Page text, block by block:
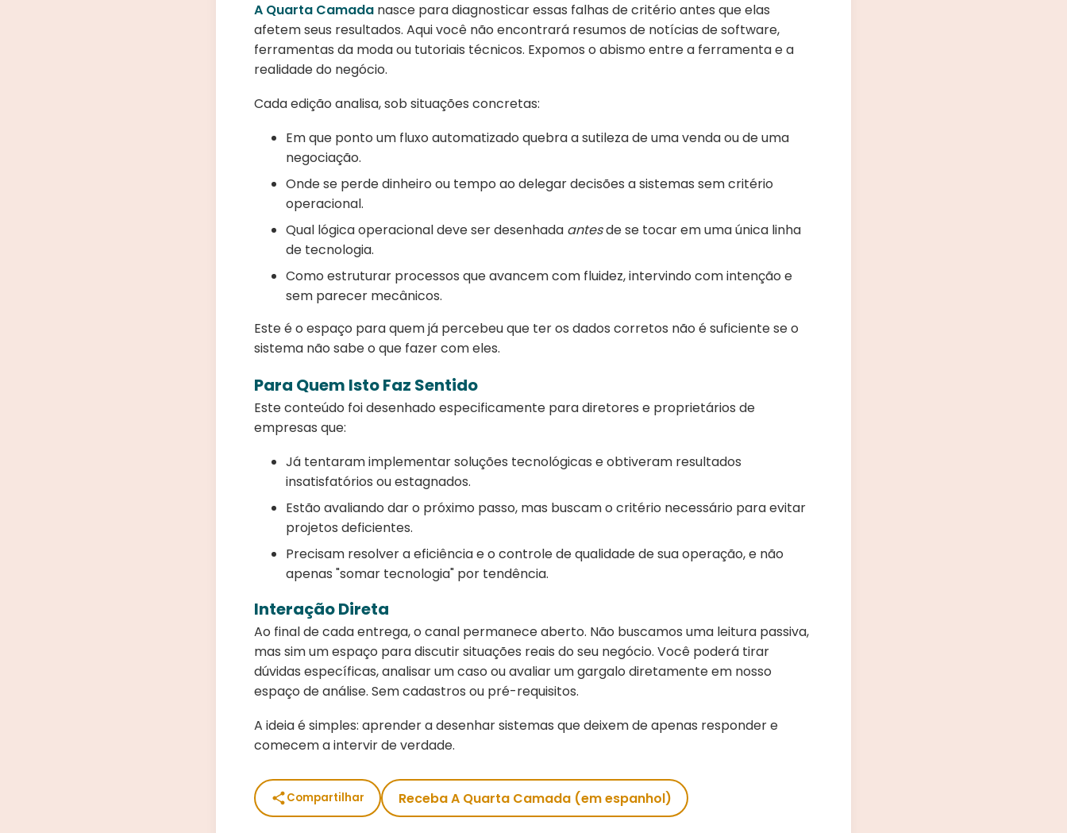
A Quarta Camada nasce para diagnosticar essas falhas de critério antes que elas
afetem seus resultados. Aqui você não encontrará resumos de notícias de software,
ferramentas da moda ou tutoriais técnicos. Expomos o abismo entre a ferramenta e a
realidade do negócio.
Cada edição analisa, sob situações concretas:
Em que ponto um fluxo automatizado quebra a sutileza de uma venda ou de uma
negociação.
Onde se perde dinheiro ou tempo ao delegar decisões a sistemas sem critério
operacional.
Qual lógica operacional deve ser desenhada antesde se tocar em uma única linha
de tecnologia.
Como estruturar processos que avancem com fluidez, intervindo com intenção e
sem parecer mecânicos.
Este é o espaço para quem já percebeu que ter os dados corretos não é suficiente se o
sistema não sabe o que fazer com eles.
Para Quem Isto Faz Sentido
Este conteúdo foi desenhado especificamente para diretores e proprietários de
empresas que:
Já tentaram implementar soluções tecnológicas e obtiveram resultados
insatisfatórios ou estagnados.
Estão avaliando dar o próximo passo, mas buscam o critério necessário para evitar
projetos deficientes.
Precisam resolver a eficiência e o controle de qualidade de sua operação, e não
apenas "somar tecnologia" por tendência.
Interação Direta
Ao final de cada entrega, o canal permanece aberto. Não buscamos uma leitura passiva,
mas sim um espaço para discutir situações reais do seu negócio. Você poderá tirar
dúvidas específicas, analisar um caso ou avaliar um gargalo diretamente em nosso
espaço de análise. Sem cadastros ou pré-requisitos.
A ideia é simples: aprender a desenhar sistemas que deixem de apenas responder e
comecem a intervir de verdade.
Compartilhar Receba A Quarta Camada (em espanhol)